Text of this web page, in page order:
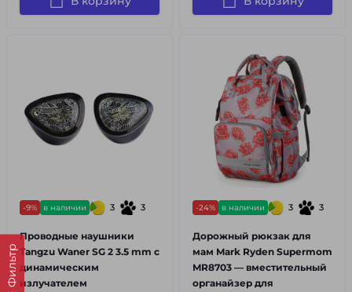
Фильтр
-9% в наличии 3 3
Проводные наушники
Tangzu Waner SG 2 3.5 mm с
динамическим
излучателем
-24% в наличии 3 3
Дорожный рюкзак для
мам Mark Ryden Supermom
MR8703 — вместительный
органайзер для